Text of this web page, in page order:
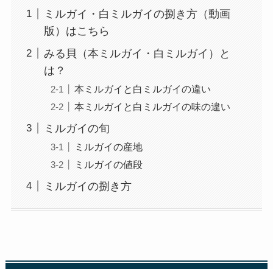
ミルガイ・白ミルガイの捌き方（動画
版）はこちら
みる貝（本ミルガイ・白ミルガイ）と
は？
本ミルガイと白ミルガイの違い
本ミルガイと白ミルガイの味の違い
ミルガイの旬
ミルガイの産地
ミルガイの値段
ミルガイの捌き方